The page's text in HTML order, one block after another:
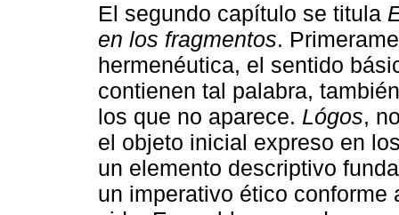
El segundo capítulo se titula
en los fragmentos.
hermenéutica, el sentido
contienen tal palabra,
los que no aparece. Lógos,
el objeto inicial expreso en
un elemento descriptivo
un imperativo ético conforme